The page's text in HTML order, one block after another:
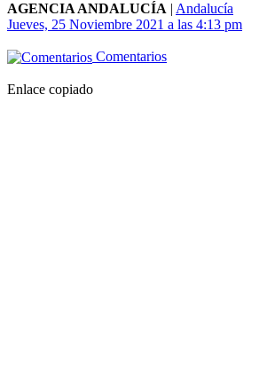
AGENCIA ANDALUCÍA | Andalucía
Jueves, 25 Noviembre 2021 a las 4:13 pm
Comentarios
Enlace copiado